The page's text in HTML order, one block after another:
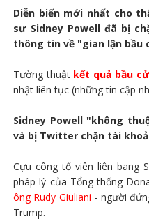
Diễn biến mới nhất cho
sư Sidney Powell đã bị
thông tin về "gian lận bầu
Tường thuật kết quả bầu
nhật liên tục (những tin cập
Sidney Powell "không
và bị Twitter chặn tài
Cựu công tố viên liên bang
pháp lý của Tổng thống
ông Rudy Giuliani - người
Trump.